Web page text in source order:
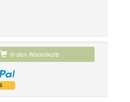
In den Warenkorb